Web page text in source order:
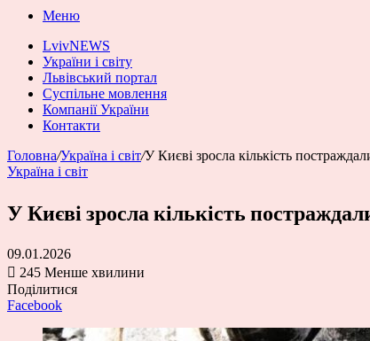
Меню
LvivNEWS
України і світу
Львівський портал
Суспільне мовлення
Компанії України
Контакти
Головна/Україна і світ/У Києві зросла кількість
Україна і світ
У Києві зросла кількість
09.01.2026
245 Менше хвилини
Поділитися
Facebook